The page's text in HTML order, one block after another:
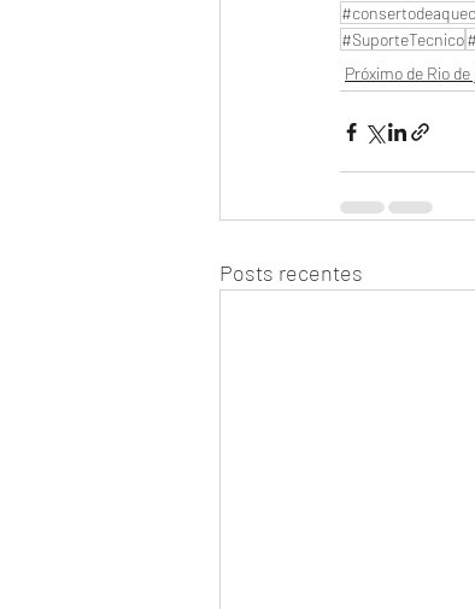
#SuporteTecnico
Próximo de Rio
Posts recentes